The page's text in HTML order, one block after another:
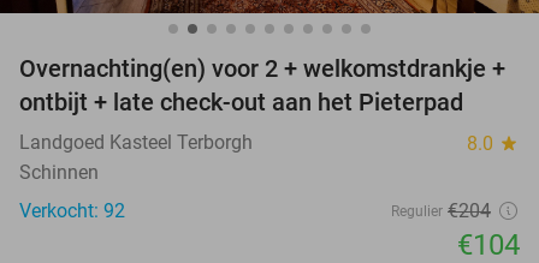
Overnachting(en) voor 2 + welkomstdrankje +
ontbijt + late check-out aan het Pieterpad
Landgoed Kasteel Terborgh 8.0 star
Schinnen
Verkocht: 92
Regulier €204
€104